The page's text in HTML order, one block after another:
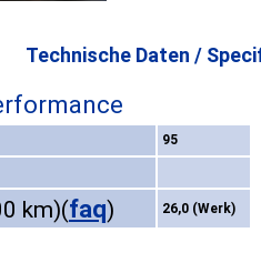
Technische Daten /
95
km)(faq) 26,0 (Werk)